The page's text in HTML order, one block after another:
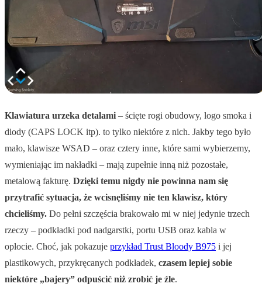
Klawiatura urzeka detalami – ścięte rogi obudowy, logo smoka i
diody (CAPS LOCK itp). to tylko niektóre z nich. Jakby tego było
mało, klawisze WSAD – oraz cztery inne, które sami wybierzemy,
wymieniając im nakładki – mają zupełnie inną niż pozostałe,
metalową fakturę. Dzięki temu nigdy nie powinna nam się
przytrafić sytuacja, że wcisnęliśmy nie ten klawisz, który
chcieliśmy. Do pełni szczęścia brakowało mi w niej jedynie trzech
rzeczy – podkładki pod nadgarstki, portu USB oraz kabla w
oplocie. Choć, jak pokazuje przykład Trust Bloody B975 i jej
plastikowych, przykręcanych podkładek, czasem lepiej sobie
niektóre „bajery” odpuścić niż zrobić je źle.